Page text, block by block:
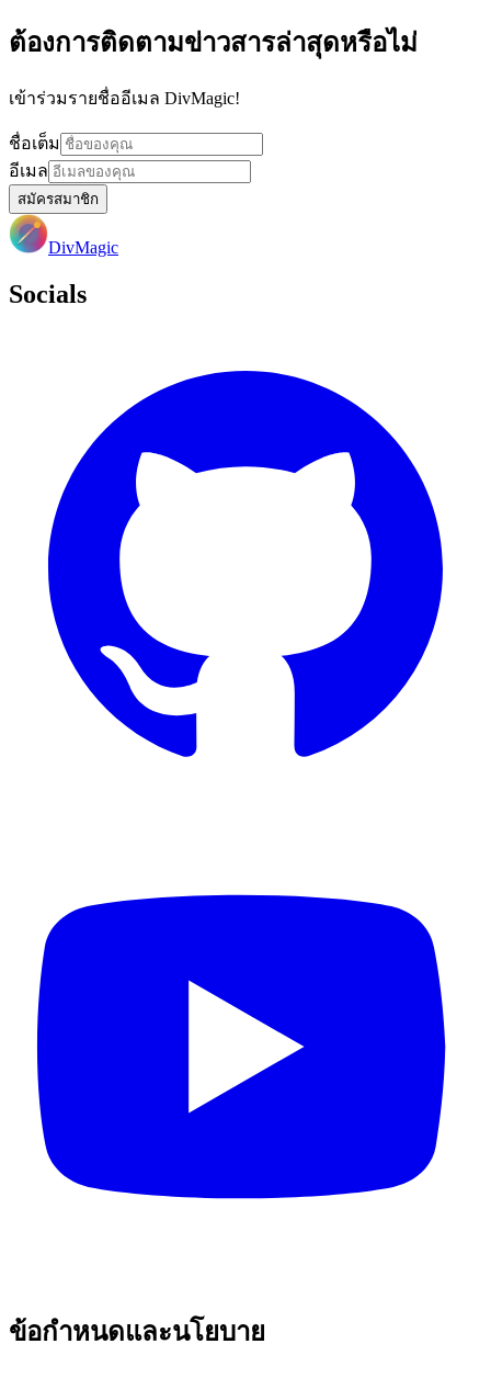
ต้องการติดตามข่าวสารล่าสุดหรือไม่
เข้าร่วมรายชื่ออีเมล DivMagic!
ชื่อเต็ม
อีเมล
สมัครสมาชิก
DivMagic
Socials
ข้อกำหนดและนโยบาย